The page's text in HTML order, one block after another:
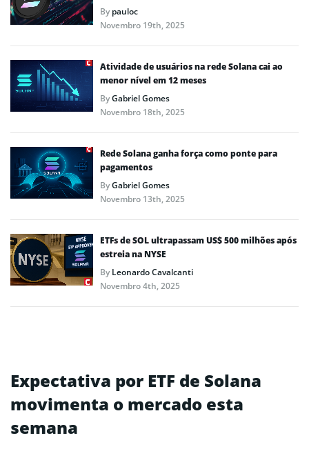
Bypauloc
Novembro 19th, 2025
Atividade de usuários na rede Solana cai ao
menor nível em 12 meses
ByGabriel Gomes
Novembro 18th, 2025
Rede Solana ganha força como ponte para
pagamentos
ByGabriel Gomes
Novembro 13th, 2025
ETFs de SOL ultrapassam US$ 500 milhões após
estreia na NYSE
ByLeonardo Cavalcanti
Novembro 4th, 2025
Expectativa por ETF de Solana
movimenta o mercado esta
semana